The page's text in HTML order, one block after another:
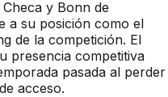
y Bonn de
a su posición como el
de la competición. El
presencia competitiva
pasada al perder
acceso.